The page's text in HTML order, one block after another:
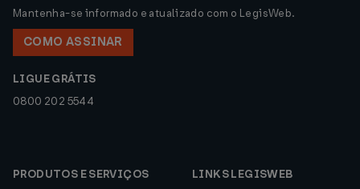
Mantenha-se informado e atualizado com o LegisWeb.
COMO ASSINAR
LIGUE GRÁTIS
0800 202 5544
PRODUTOS E SERVIÇOS
LINKS LEGISWEB